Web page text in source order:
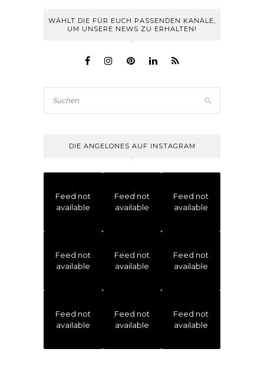
WÄHLT DIE FÜR EUCH PASSENDEN KANÄLE,
UM UNSERE NEWS ZU ERHALTEN!
DIE ANGELONES AUF INSTAGRAM
Feed not
available
Feed not
available
Feed not
available
Feed not
available
Feed not
available
Feed not
available
Feed not
available
Feed not
available
Feed not
available